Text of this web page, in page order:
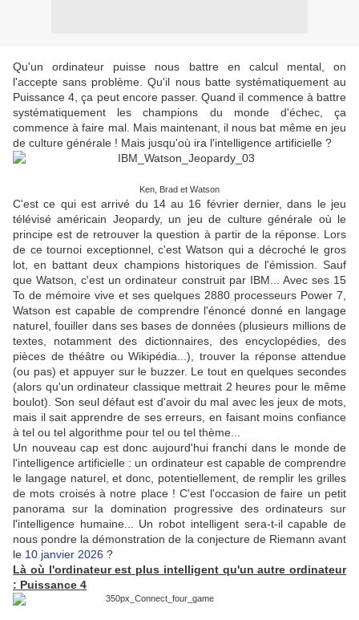
Qu'un ordinateur puisse nous battre en calcul mental, on
l'accepte sans problème. Qu'il nous batte systématiquement au
Puissance 4, ça peut encore passer. Quand il commence à battre
systématiquement les champions du monde d'échec, ça
commence à faire mal. Mais maintenant, il nous bat même en jeu
de culture générale ! Mais jusqu'où ira l'intelligence artificielle ?
Ken, Brad et Watson
C'est ce qui est arrivé du 14 au 16 février dernier, dans le jeu
télévisé américain Jeopardy, un jeu de culture générale où le
principe est de retrouver la question à partir de la réponse. Lors
de ce tournoi exceptionnel, c'est Watson qui a décroché le gros
lot, en battant deux champions historiques de l'émission. Sauf
que Watson, c'est un ordinateur construit par IBM... Avec ses 15
To de mémoire vive et ses quelques 2880 processeurs Power 7,
Watson est capable de comprendre l'énoncé donné en langage
naturel, fouiller dans ses bases de données (plusieurs millions de
textes, notamment des dictionnaires, des encyclopédies, des
pièces de théâtre ou Wikipédia...), trouver la réponse attendue
(ou pas) et appuyer sur le buzzer. Le tout en quelques secondes
(alors qu'un ordinateur classique mettrait 2 heures pour le même
boulot). Son seul défaut est d'avoir du mal avec les jeux de mots,
mais il sait apprendre de ses erreurs, en faisant moins confiance
à tel ou tel algorithme pour tel ou tel thème...
Un nouveau cap est donc aujourd'hui franchi dans le monde de
l'intelligence artificielle : un ordinateur est capable de comprendre
le langage naturel, et donc, potentiellement, de remplir les grilles
de mots croisés à notre place ! C'est l'occasion de faire un petit
panorama sur la domination progressive des ordinateurs sur
l'intelligence humaine... Un robot intelligent sera-t-il capable de
nous pondre la démonstration de la conjecture de Riemann avant
le 10 janvier 2026 ?
Là où l'ordinateur est plus intelligent qu'un autre ordinateur
: Puissance 4